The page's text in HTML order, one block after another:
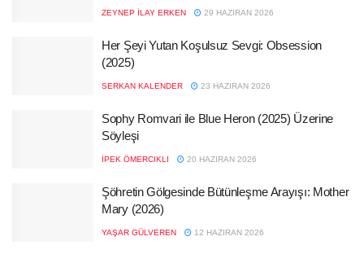
ZEYNEP İLAY ERKEN 29 HAZIRAN 2026
Her Şeyi Yutan Koşulsuz Sevgi: Obsession
(2025)
SERKAN KALENDER 23 HAZIRAN 2026
Sophy Romvari ile Blue Heron (2025) Üzerine
Söyleşi
İPEK ÖMERCIKLI 20 HAZIRAN 2026
Şöhretin Gölgesinde Bütünleşme Arayışı: Mother
Mary (2026)
YAŞAR GÜLVEREN 12 HAZIRAN 2026